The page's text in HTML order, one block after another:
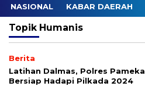
NASIONAL KABAR DAERAH
Topik Humanis
Berita
Latihan Dalmas, Polres
Bersiap Hadapi Pilkada 2024